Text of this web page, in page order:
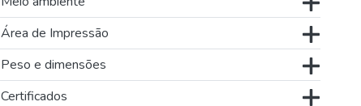
Área de Impressão
Peso e dimensões
Certificados